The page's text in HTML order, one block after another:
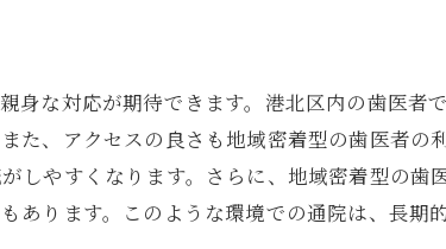
見る港北区のおすすめ歯医者の信頼性
声が示す歯医者の実力
ミを活用した信頼性の確認方法
良い歯医者を見つけるために
ルな口コミを見極めるポイント
身な対応が期待できます。港北区内の歯医者
た、アクセスの良さも地域密着型の歯医者の
しやすくなります。さらに、地域密着型の歯
あります。このような環境での通院は、長期